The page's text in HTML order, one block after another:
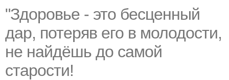
"Здоровье - это бесценный
дар, потеряв его в молодости,
не найдёшь до самой
старости!